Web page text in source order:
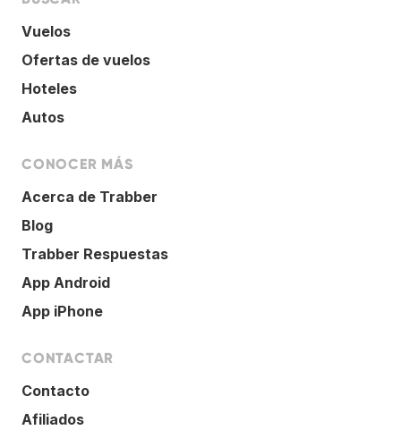
Vuelos
Ofertas de vuelos
Hoteles
Autos
CONOCER MÁS
Acerca de Trabber
Blog
Trabber Respuestas
App Android
App iPhone
CONTACTAR
Contacto
Afiliados